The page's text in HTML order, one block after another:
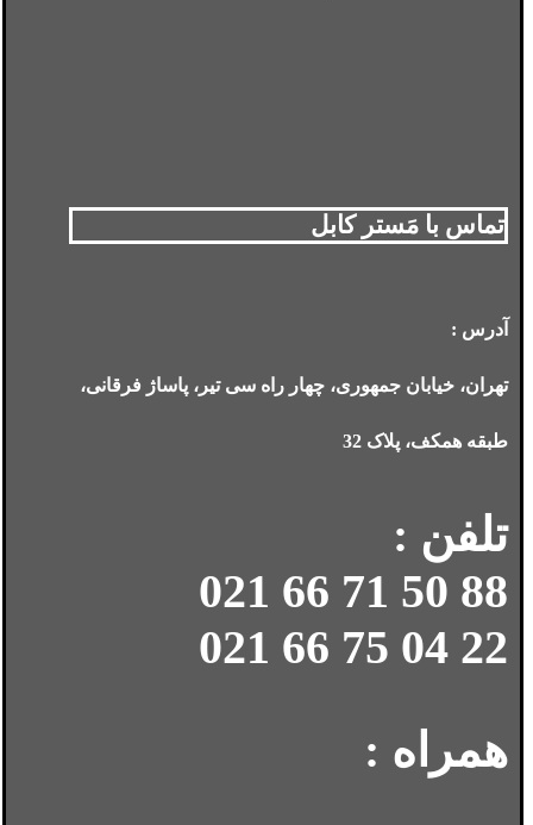
تماس با مَستر کابل
آدرس :
تهران، خیابان جمهوری، چهار راه سی تیر، پاساژ فرقانی،
طبقه همکف، پلاک 32
تلفن :
88 50 71 66 021
22 04 75 66 021
همراه :